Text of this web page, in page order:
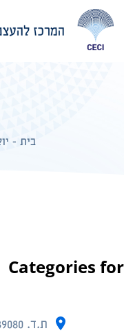
בית -
Categories for
ת.ד. 39080 תל אביב, מיקוד 6139002